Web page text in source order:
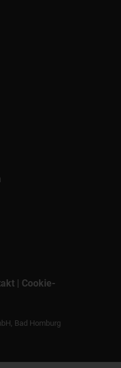
| Cookie-
Bad Homburg